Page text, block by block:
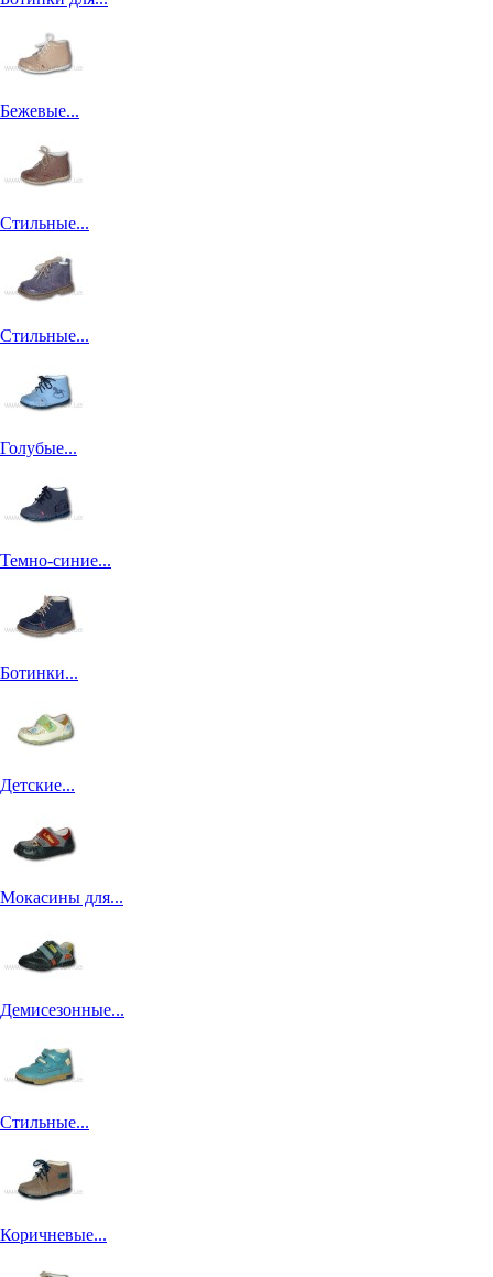
Бежевые...
Стильные...
Стильные...
Голубые...
Темно-синие...
Ботинки...
Детские...
Мокасины для...
Демисезонные...
Стильные...
Коричневые...